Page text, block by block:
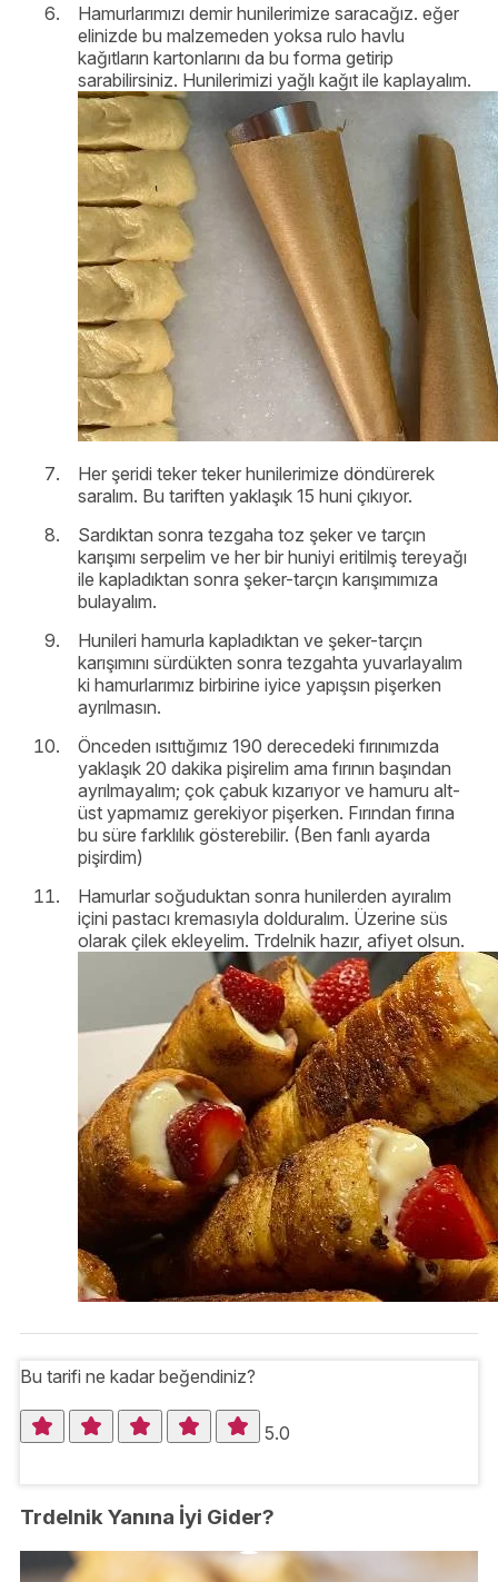
Hamurlarımızı demir hunilerimize saracağız. eğer
elinizde bu malzemeden yoksa rulo havlu
kağıtların kartonlarını da bu forma getirip
sarabilirsiniz. Hunilerimizi yağlı kağıt ile kaplayalım.
Her şeridi teker teker hunilerimize döndürerek
saralım. Bu tariften yaklaşık 15 huni çıkıyor.
Sardıktan sonra tezgaha toz şeker ve tarçın
karışımı serpelim ve her bir huniyi eritilmiş tereyağı
ile kapladıktan sonra şeker-tarçın karışımımıza
bulayalım.
Hunileri hamurla kapladıktan ve şeker-tarçın
karışımını sürdükten sonra tezgahta yuvarlayalım
ki hamurlarımız birbirine iyice yapışsın pişerken
ayrılmasın.
Önceden ısıttığımız 190 derecedeki fırınımızda
yaklaşık 20 dakika pişirelim ama fırının başından
ayrılmayalım; çok çabuk kızarıyor ve hamuru alt-
üst yapmamız gerekiyor pişerken. Fırından fırına
bu süre farklılık gösterebilir. (Ben fanlı ayarda
pişirdim)
Hamurlar soğuduktan sonra hunilerden ayıralım
içini pastacı kremasıyla dolduralım. Üzerine süs
olarak çilek ekleyelim. Trdelnik hazır, afiyet olsun.
Bu tarifi ne kadar beğendiniz?
5.0
Trdelnik Yanına İyi Gider?